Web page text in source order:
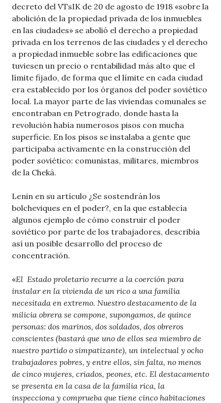
decreto del VTsIK de 20 de agosto de 1918 «sobre la
abolición de la propiedad privada de los inmuebles
en las ciudades» se abolió el derecho a propiedad
privada en los terrenos de las ciudades y el derecho
a propiedad inmueble sobre las edificaciones que
tuviesen un precio o rentabilidad más alto que el
límite fijado, de forma que el límite en cada ciudad
era establecido por los órganos del poder soviético
local. La mayor parte de las viviendas comunales se
encontraban en Petrogrado, donde hasta la
revolución había numerosos pisos con mucha
superficie. En los pisos se instalaba a gente que
participaba activamente en la construcción del
poder soviético: comunistas, militares, miembros
de la Cheká.
Lenin en su artículo ¿Se sostendrán los
bolcheviques en el poder?, en la que establecía
algunos ejemplo de cómo construir el poder
soviético por parte de los trabajadores, describía
así un posible desarrollo del proceso de
concentración.
«El Estado proletario recurre a la coerción para
instalar en la vivienda de un rico a una familia
necesitada en extremo. Nuestro destacamento de la
milicia obrera se compone, supongamos, de quince
personas: dos marinos, dos soldados, dos obreros
conscientes (bastará que uno de ellos sea miembro de
nuestro partido o simpatizante), un intelectual y ocho
trabajadores pobres, y entre ellos, sin falta, no menos
de cinco mujeres, criados, peones, etc. El destacamento
se presenta en la casa de la familia rica, la
inspecciona y comprueba que tiene cinco habitaciones